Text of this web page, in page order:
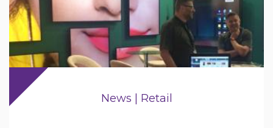
News | Retail